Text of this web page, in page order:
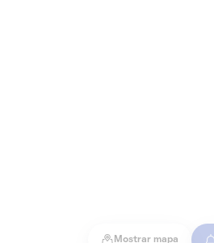
Mostrar mapa